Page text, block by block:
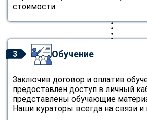
стоимости.
3 Обучение
Заключив договор и оплатив
предоставлен доступ в личный
представлены обучающие
Наши кураторы всегда на связи